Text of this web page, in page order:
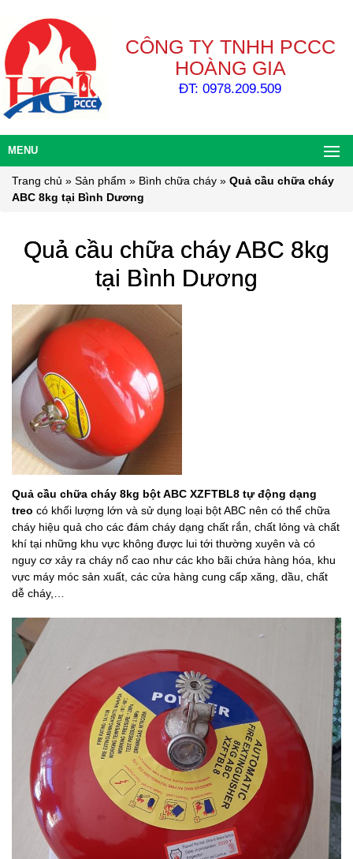
CÔNG TY TNHH PCCC
HOÀNG GIA
ĐT: 0978.209.509
MENU
Trang chủ » Sản phẩm » Bình chữa cháy » Quả cầu chữa cháy
ABC 8kg tại Bình Dương
Quả cầu chữa cháy ABC 8kg
tại Bình Dương
Quả cầu chữa cháy 8kg bột ABC XZFTBL8 tự động dạng
treo có khối lượng lớn và sử dụng loại bột ABC nên có thể chữa
cháy hiệu quả cho các đám cháy dạng chất rắn, chất lỏng và chất
khí tại những khu vực không được lui tới thường xuyên và có
nguy cơ xảy ra cháy nổ cao như các kho bãi chứa hàng hóa, khu
vực máy móc sản xuất, các cửa hàng cung cấp xăng, dầu, chất
dễ cháy,…